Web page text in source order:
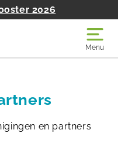
2026
Menu
en partners